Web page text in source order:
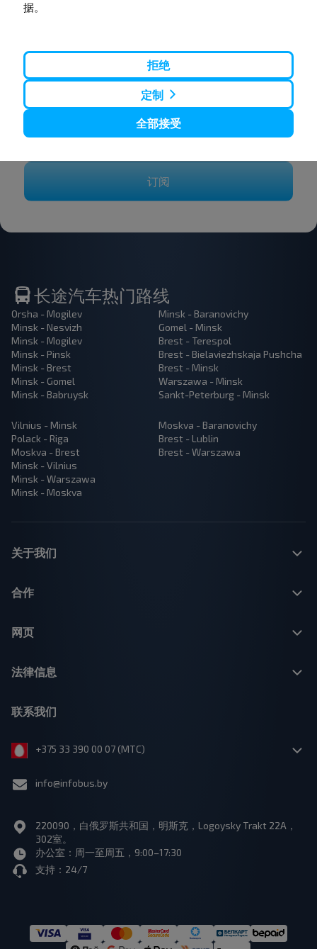
吗？
不要错过INFOBUS的特殊优惠，折扣和其他有趣的优
惠。 订阅接收新消息，和我们一起旅行更便宜！
订阅
长途汽车热门路线
Orsha - Mogilev
Minsk - Nesvizh
Minsk - Mogilev
Minsk - Pinsk
Minsk - Brest
Minsk - Gomel
Minsk - Babruysk
Minsk - Baranovichy
Gomel - Minsk
Brest - Terespol
Brest - Bielaviezhskaja Pushcha
Brest - Minsk
Warszawa - Minsk
Sankt-Peterburg - Minsk
Vilnius - Minsk
Polack - Riga
Moskva - Brest
Minsk - Vilnius
Minsk - Warszawa
Minsk - Moskva
Moskva - Baranovichy
Brest - Lublin
Brest - Warszawa
关于我们
合作
网页
法律信息
联系我们
+375 33 390 00 07 (МТС)
info@infobus.by
220090，白俄罗斯共和国，明斯克，Logoysky Trakt 22A，
302室。
办公室：周一至周五，9:00–17:30
支持：24/7
据。
拒绝
定制
全部接受